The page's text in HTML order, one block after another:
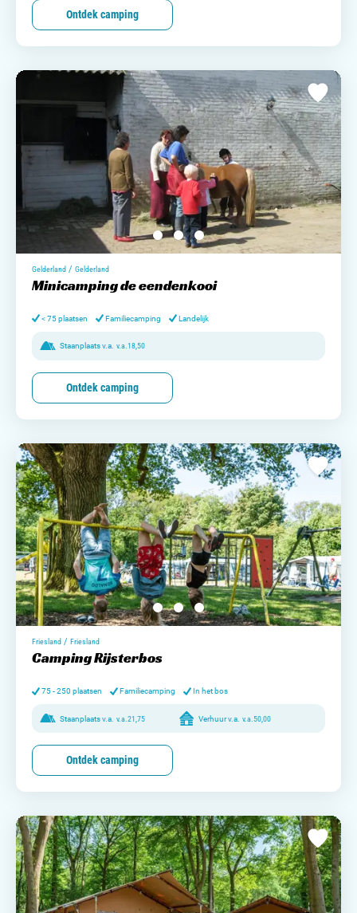
Ontdek camping
Gelderland / Gelderland
Minicamping de eendenkooi
< 75 plaatsen Familiecamping Landelijk
Staanplaats v.a. v.a.18,50
Ontdek camping
Friesland / Friesland
Camping Rijsterbos
75 - 250 plaatsen Familiecamping In het bos
Staanplaats v.a. v.a. 21,75 Verhuur v.a. v.a. 50,00
Ontdek camping